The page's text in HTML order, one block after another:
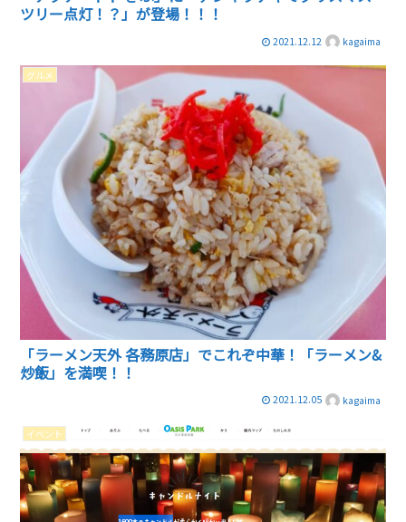
ツリー点灯！？」が登場！！！
2021.12.12 kagaima
グルメ
「ラーメン天外 各務原店」でこれぞ中華！「ラーメン&
炒飯」を満喫！！
2021.12.05 kagaima
イベント